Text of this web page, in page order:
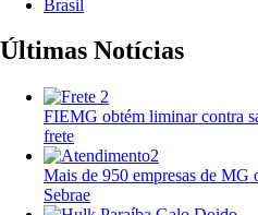
Brasil
Últimas Notícias
FIEMG obtém liminar contra
frete
Mais de 950 empresas de MG
Sebrae